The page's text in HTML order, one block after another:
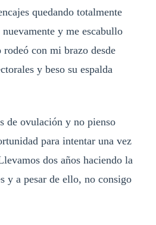
quedando totalmente
nuevamente y me escabullo
rodeó con mi brazo desde
y beso su espalda
de ovulación y no pienso
para intentar una vez
dos años haciendo la
y a pesar de ello, no consigo